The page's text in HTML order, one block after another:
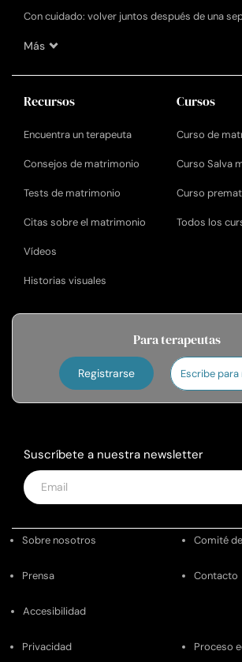
Con cuidado: volver juntos después de una
Más
Recursos
Encuentra un terapeuta
Consejos de matrimonio
Tests de matrimonio
Citas sobre el matrimonio
Vídeos
Historias visuales
Cursos
Curso de
Curso Salva
Curso
Todos los
Para terapeutas
Registrarse Escribe
Suscríbete a nuestra newsletter
Introduce
tu
Sobre nosotros Comité
Prensa Contacto
Accesibilidad
Privacidad Proceso